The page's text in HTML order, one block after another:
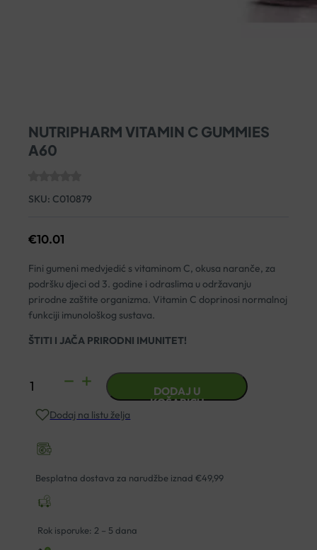
NUTRIPHARM VITAMIN C GUMMIES
A60
SKU: C010879
€10.01
Fini gumeni medvjedić s vitaminom C, okusa naranče, za
podršku djeci od 3. godine i odraslima u održavanju
prirodne zaštite organizma. Vitamin C doprinosi normalnoj
funkciji imunološkog sustava.
ŠTITI I JAČA PRIRODNI IMUNITET!
NUTRIPHARM
A60
količina
DODAJ U
KOŠARICU
Dodaj na listu želja
Besplatna dostava za narudžbe iznad €49,99
Rok isporuke: 2 – 5 dana